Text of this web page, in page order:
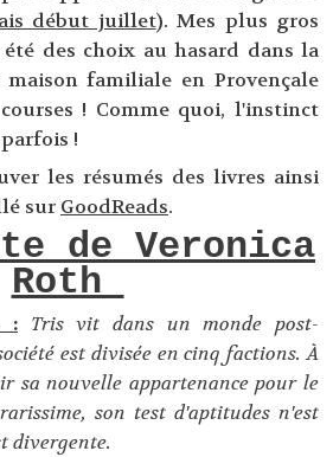
début juillet). Mes plus gros
des choix au hasard dans la
familiale en Provençale
! Comme quoi, l'instinct
!
les résumés des livres ainsi
sur GoodReads.
de Veronica
Roth
: Tris vit dans un monde post-
est divisée en cinq factions. À
sa nouvelle appartenance pour le
son test d'aptitudes n'est
divergente.